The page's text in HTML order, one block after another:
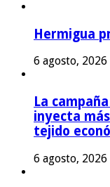
Hermigua
6 agosto, 2026
La
inyecta
tejido
6 agosto, 2026